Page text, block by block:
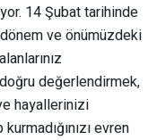
14 Şubat tarihinde
ve önümüzdeki
değerlendirmek,
hayallerinizi
evren